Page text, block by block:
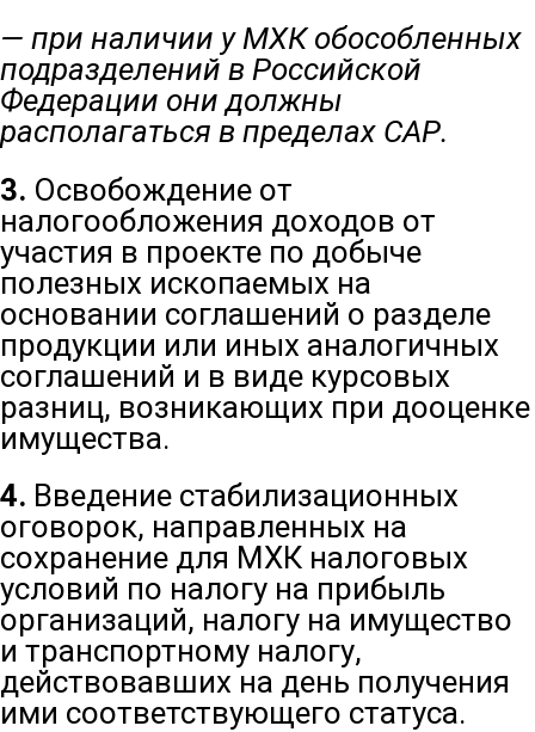
— при наличии у МХК обособленных
подразделений в Российской
Федерации они должны
располагаться в пределах САР.
3. Освобождение от
налогообложения доходов от
участия в проекте по добыче
полезных ископаемых на
основании соглашений о разделе
продукции или иных аналогичных
соглашений и в виде курсовых
разниц, возникающих при дооценке
имущества.
4. Введение стабилизационных
оговорок, направленных на
сохранение для МХК налоговых
условий по налогу на прибыль
организаций, налогу на имущество
и транспортному налогу,
действовавших на день получения
ими соответствующего статуса.